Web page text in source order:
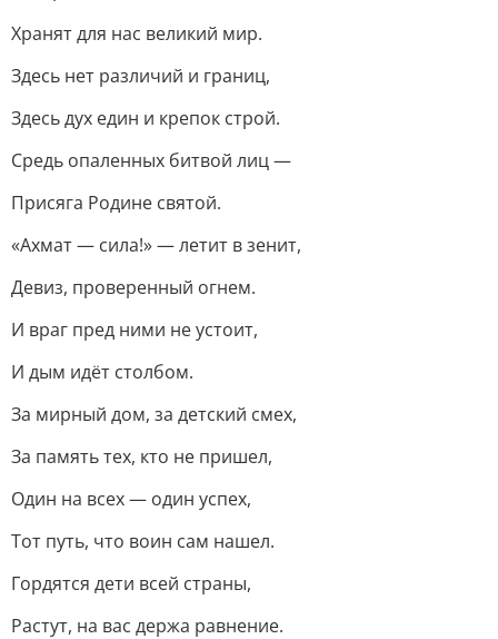
Хранят для нас великий мир.
Здесь нет различий и границ,
Здесь дух един и крепок строй.
Средь опаленных битвой лиц —
Присяга Родине святой.
«Ахмат — сила!» — летит в зенит,
Девиз, проверенный огнем.
И враг пред ними не устоит,
И дым идёт столбом.
За мирный дом, за детский смех,
За память тех, кто не пришел,
Один на всех — один успех,
Тот путь, что воин сам нашел.
Гордятся дети всей страны,
Растут, на вас держа равнение.